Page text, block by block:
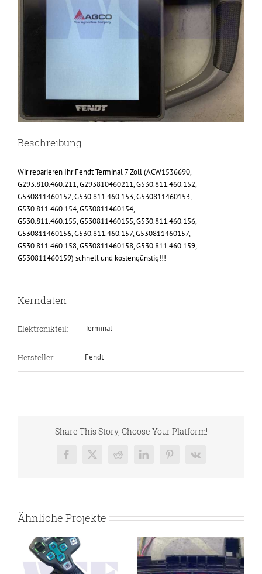
Beschreibung
Wir reparieren Ihr Fendt Terminal 7 Zoll (ACW1536690,
G293.810.460.211, G293810460211, G530.811.460.152,
G530811460152, G530.811.460.153, G530811460153,
G530.811.460.154, G530811460154,
G530.811.460.155, G530811460155, G530.811.460.156,
G530811460156, G530.811.460.157, G530811460157,
G530.811.460.158, G530811460158, G530.811.460.159,
G530811460159) schnell und kostengünstig!!!
Kerndaten
Elektronikteil: Terminal
Hersteller: Fendt
Share This Story, Choose Your Platform!
Facebook
X RedditLinkedInPinterest
Vk
Ähnliche Projekte